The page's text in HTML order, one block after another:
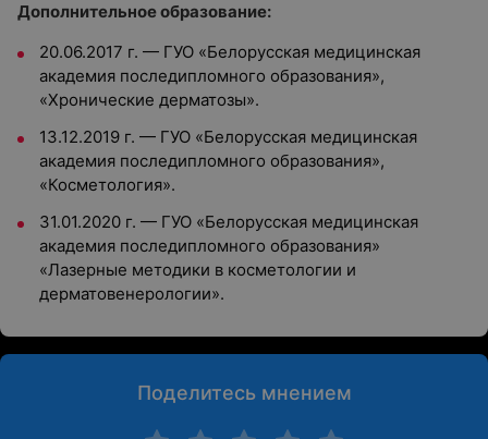
Дополнительное образование:
20.06.2017 г. — ГУО «Белорусская медицинская
академия последипломного образования»,
«Хронические дерматозы».
13.12.2019 г. — ГУО «Белорусская медицинская
академия последипломного образования»,
«Косметология».
31.01.2020 г. — ГУО «Белорусская медицинская
академия последипломного образования»
«Лазерные методики в косметологии и
дерматовенерологии».
Поделитесь мнением